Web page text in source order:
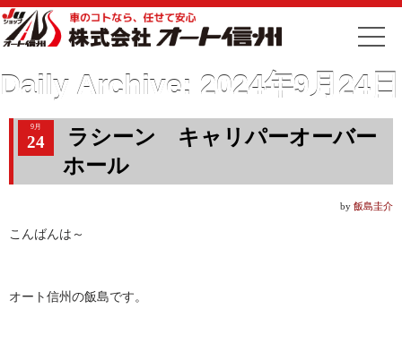
Daily Archive: 2024年9月24日
9月
24
ラシーン キャリパーオーバー
ホール
by 飯島圭介
こんばんは～
オート信州の飯島です。